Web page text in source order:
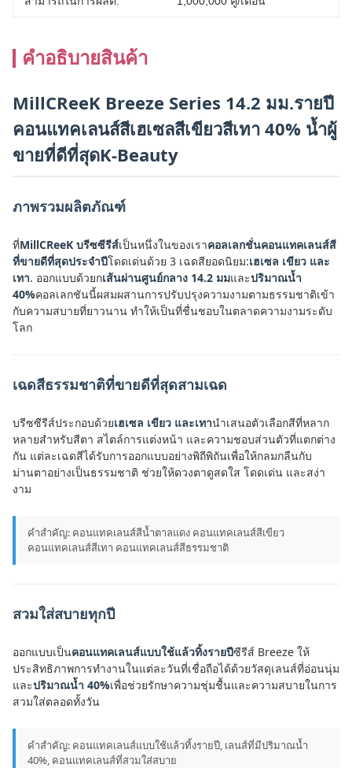
คําอธิบายสินค้า
MillCReeK Breeze Series 14.2 มม.รายปี
คอนแทคเลนส์สีเฮเซลสีเขียวสีเทา 40% น้ำผู้
ขายที่ดีที่สุดK-Beauty
ภาพรวมผลิตภัณฑ์
ที่MillCReeK บรีซซีรีส์เป็นหนึ่งในของเราคอลเลกชั่นคอนแทคเลนส์สี
ที่ขายดีที่สุดประจำปีโดดเด่นด้วย 3 เฉดสียอดนิยม:เฮเซล เขียว และ
เทา. ออกแบบด้วยกเส้นผ่านศูนย์กลาง 14.2 มมและปริมาณน้ำ
40%คอลเลกชันนี้ผสมผสานการปรับปรุงความงามตามธรรมชาติเข้า
กับความสบายที่ยาวนาน ทำให้เป็นที่ชื่นชอบในตลาดความงามระดับ
โลก
เฉดสีธรรมชาติที่ขายดีที่สุดสามเฉด
บรีซซีรีส์ประกอบด้วยเฮเซล เขียว และเทานำเสนอตัวเลือกสีที่หลาก
หลายสำหรับสีตา สไตล์การแต่งหน้า และความชอบส่วนตัวที่แตกต่าง
กัน แต่ละเฉดสีได้รับการออกแบบอย่างพิถีพิถันเพื่อให้กลมกลืนกับ
ม่านตาอย่างเป็นธรรมชาติ ช่วยให้ดวงตาดูสดใส โดดเด่น และสง่า
งาม
คำสำคัญ: คอนแทคเลนส์สีน้ำตาลแดง คอนแทคเลนส์สีเขียว
คอนแทคเลนส์สีเทา คอนแทคเลนส์สีธรรมชาติ
สวมใส่สบายทุกปี
ออกแบบเป็นคอนแทคเลนส์แบบใช้แล้วทิ้งรายปีซีรีส์ Breeze ให้
ประสิทธิภาพการทำงานในแต่ละวันที่เชื่อถือได้ด้วยวัสดุเลนส์ที่อ่อนนุ่ม
และปริมาณน้ำ 40%เพื่อช่วยรักษาความชุ่มชื้นและความสบายในการ
สวมใส่ตลอดทั้งวัน
คำสำคัญ: คอนแทคเลนส์แบบใช้แล้วทิ้งรายปี, เลนส์ที่มีปริมาณน้ำ
40%, คอนแทคเลนส์ที่สวมใส่สบาย